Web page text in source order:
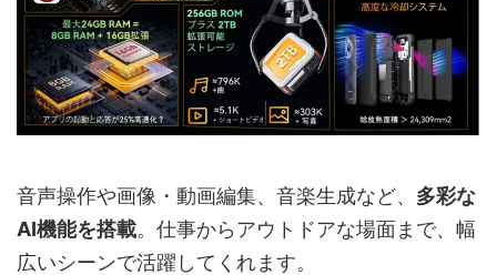
音声操作や画像・動画編集、音楽生成など、 多彩な
AI機能を搭載。仕事からアウトドアな場面まで、幅
広いシーンで活躍してくれます。